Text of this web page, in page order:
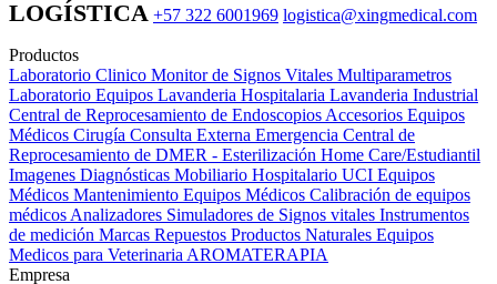
LOGÍSTICA +57 322 6001969 logistica@xingmedical.com
Productos
Laboratorio Clinico Monitor de Signos Vitales Multiparametros
Laboratorio Equipos Lavanderia Hospitalaria Lavanderia Industrial
Central de Reprocesamiento de Endoscopios Accesorios Equipos
Médicos Cirugía Consulta Externa Emergencia Central de
Reprocesamiento de DMER - Esterilización Home Care/Estudiantil
Imagenes Diagnósticas Mobiliario Hospitalario UCI Equipos
Médicos Mantenimiento Equipos Médicos Calibración de equipos
médicos Analizadores Simuladores de Signos vitales Instrumentos
de medición Marcas Repuestos Productos Naturales Equipos
Medicos para Veterinaria AROMATERAPIA
Empresa